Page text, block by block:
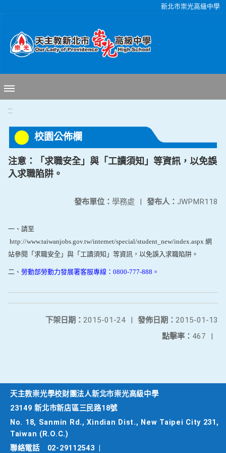
新北市崇光高級中學
:::
校園公佈欄
注意：「求職安全」與「工讀須知」等資訊，以免誤
入求職陷阱。
發布人： JWPMR118
發布單位： 學務處 |
一、請至
http://www.taiwanjobs.gov.tw/internet/special/student_new/index.aspx 網
站參閱「求職安全」與「工讀須知」等資訊， 以免誤入求職陷阱。
二、 勞動部勞動力發展署客服專線：0800-777-888。
發佈日期： 2015-01-13
下架日期： 2015-01-24
|
點擊率： 467 |
天主教崇光學校財團法人新北市崇光高級中學
23149 新北市新店區三民路18號
No. 18, Sanmin Rd., Xindian Dist., New Taipei City 231,
Taiwan (R.O.C.)
聯絡電話
02-29112543